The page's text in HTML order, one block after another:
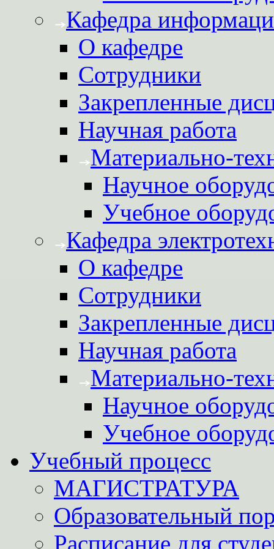
Кафедра
О кафедре
Сотрудники
Закрепленные
Научная работа
Материально-
Научное
Учебное
Кафедра
О кафедре
Сотрудники
Закрепленные
Научная работа
Материально-
Научное
Учебное
Учебный процесс
МАГИСТРАТУРА
Образовательный
Расписание для